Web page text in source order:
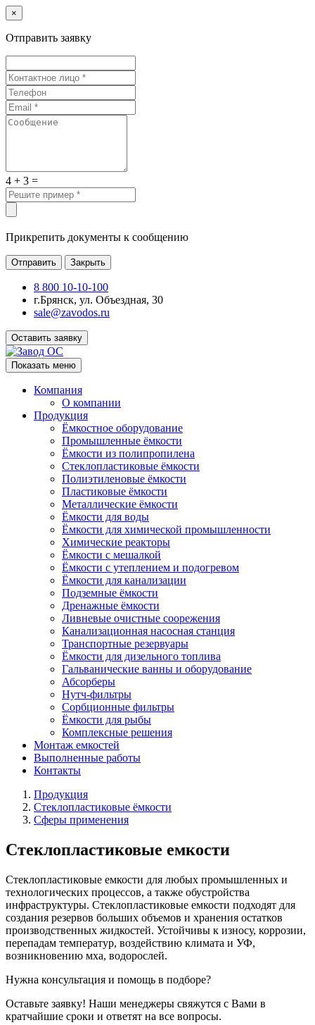
×
Отправить заявку
4 + 3 =
Прикрепить документы к сообщению
Отправить Закрыть
8 800 10-10-100
г.Брянск, ул. Объездная, 30
sale@zavodos.ru
Оставить заявку
Показать меню
Компания
О компании
Продукция
Ёмкостное оборудование
Промышленные ёмкости
Ёмкости из полипропилена
Стеклопластиковые ёмкости
Полиэтиленовые ёмкости
Пластиковые ёмкости
Металлические ёмкости
Ёмкости для воды
Ёмкости для химической промышленности
Химические реакторы
Ёмкости с мешалкой
Ёмкости с утеплением и подогревом
Ёмкости для канализации
Подземные ёмкости
Дренажные ёмкости
Ливневые очистные соорежения
Канализационная насосная станция
Транспортные резервуары
Ёмкости для дизельного топлива
Гальванические ванны и оборудование
Абсорберы
Нутч-фильтры
Сорбционные фильтры
Ёмкости для рыбы
Комплексные решения
Монтаж емкостей
Выполненные работы
Контакты
Продукция
Стеклопластиковые ёмкости
Сферы применения
Стеклопластиковые емкости
Стеклопластиковые емкости для любых промышленных и
технологических процессов, а также обустройства
инфраструктуры. Стеклопластиковые емкости подходят для
создания резервов больших объемов и хранения остатков
производственных жидкостей. Устойчивы к износу, коррозии,
перепадам температур, воздействию климата и УФ,
возникновению мха, водорослей.
Нужна консультация и помощь в подборе?
Оставьте заявку! Наши менеджеры свяжутся с Вами в
кратчайшие сроки и ответят на все вопросы.